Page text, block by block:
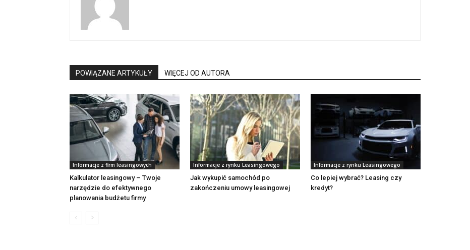
POWIĄZANE ARTYKUŁY WIĘCEJ OD AUTORA
Informacje z firm leasingowych
Kalkulator leasingowy – Twoje
narzędzie do efektywnego
planowania budżetu firmy
Informacje z rynku Leasingowego
Jak wykupić samochód po
zakończeniu umowy leasingowej
Informacje z rynku Leasingowego
Co lepiej wybrać? Leasing czy
kredyt?